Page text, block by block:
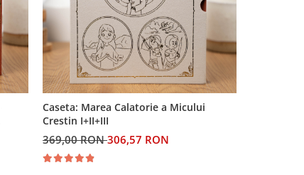
Caseta: Marea Calatorie a Micului
Crestin I+II+III
369,00 RON306,57 RON